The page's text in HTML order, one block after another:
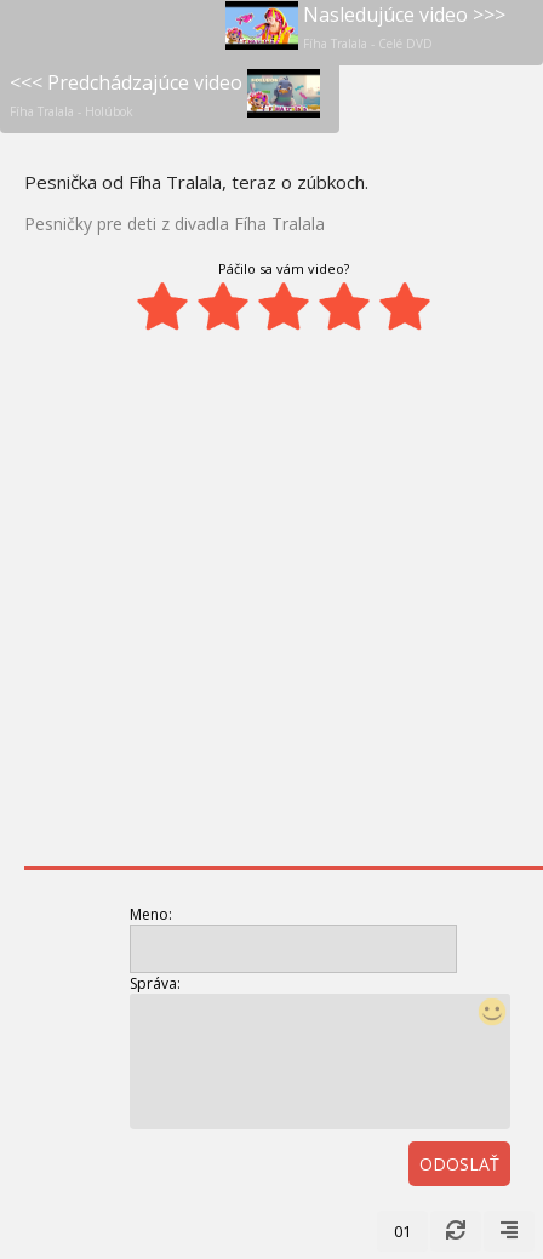
Nasledujúce video >>>
Fíha Tralala - Celé DVD
<<< Predchádzajúce video
Fíha Tralala - Holúbok
Pesnička od Fíha Tralala, teraz o zúbkoch.
Pesničky pre deti z divadla Fíha Tralala
Páčilo sa vám video?
Meno:
Správa:
ODOSLAŤ
01